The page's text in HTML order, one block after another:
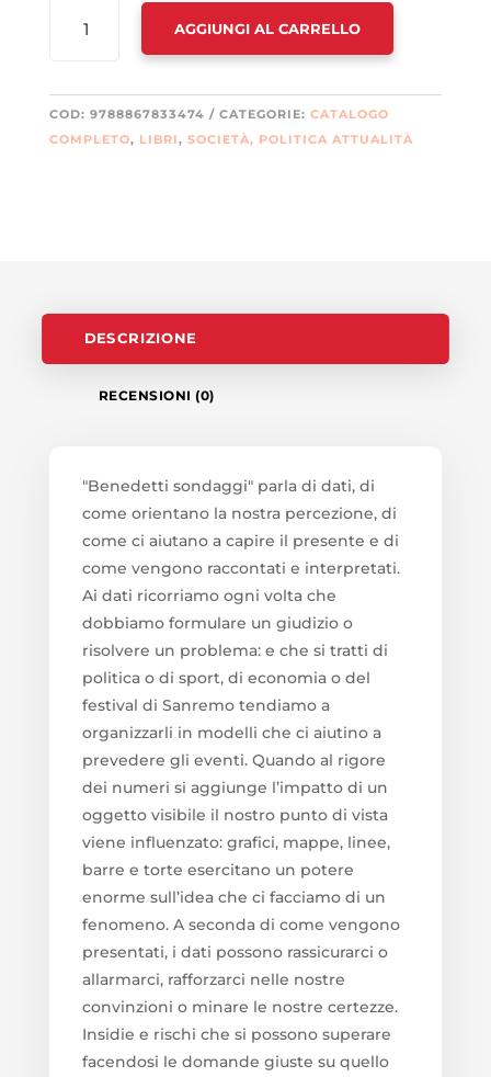
SONDAGGI.
DATI,
CAPIRE
AGGIUNGI AL CARRELLO
COD: 9788867833474 CATEGORIE: CATALOGO
COMPLETO, LIBRI, SOCIETÀ, POLITICA ATTUALITÀ
DESCRIZIONE
RECENSIONI (0)
"Benedetti sondaggi" parla di dati, di
come orientano la nostra percezione, di
come ci aiutano a capire il presente e di
come vengono raccontati e interpretati.
Ai dati ricorriamo ogni volta che
dobbiamo formulare un giudizio o
risolvere un problema: e che si tratti di
politica o di sport, di economia o del
festival di Sanremo tendiamo a
organizzarli in modelli che ci aiutino a
prevedere gli eventi. Quando al rigore
dei numeri si aggiunge l’impatto di un
oggetto visibile il nostro punto di vista
viene influenzato: grafici, mappe, linee,
barre e torte esercitano un potere
enorme sull’idea che ci facciamo di un
fenomeno. A seconda di come vengono
presentati, i dati possono rassicurarci o
allarmarci, rafforzarci nelle nostre
convinzioni o minare le nostre certezze.
Insidie e rischi che si possono superare
facendosi le domande giuste su quello